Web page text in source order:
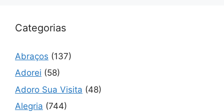
Categorias
Abraços (137)
Adorei (58)
Adoro Sua Visita (48)
Alegria (744)